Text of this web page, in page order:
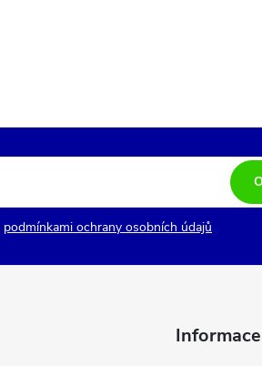
podmínkami ochrany osobních údajů